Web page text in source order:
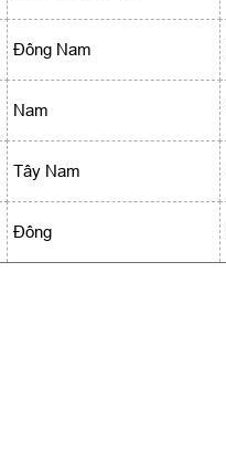
Đông Nam
Nam
Tây Nam
Đông